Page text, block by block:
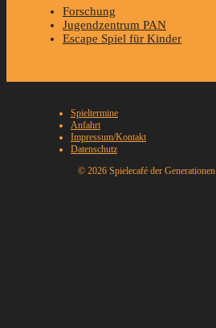
Forschung
Jugendzentrum PAN
Escape Spiel für Kinder
Spieltermine
Anfahrt
Impressum/Kontakt
Datenschutz
© 2026 Spielecafé der Generationen